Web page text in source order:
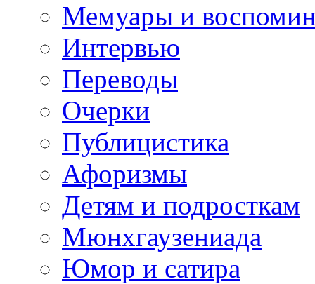
Мемуары и
Интервью
Переводы
Очерки
Публицистика
Афоризмы
Детям и подросткам
Мюнхгаузениада
Юмор и сатира